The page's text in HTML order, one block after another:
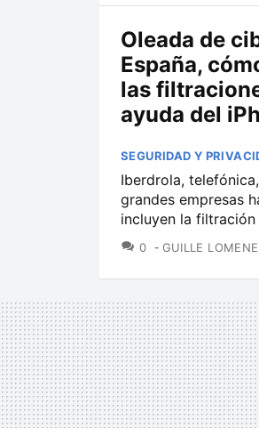
Oleada de
España,
las
ayuda del
SEGURIDAD Y
Iberdrola,
grandes empresas
incluyen la
0 COMENTARIOS
GUILLE